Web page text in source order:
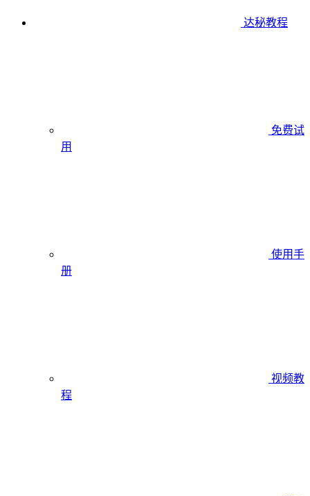
达秘教程
免费试
用
使用手
册
视频教
程